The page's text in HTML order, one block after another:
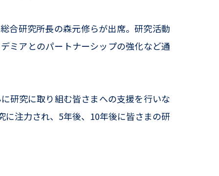
合研究所長の森元修らが出席。研究活動
ミアとのパートナーシップの強化など通
研究に取り組む皆さまへの支援を行いな
注力され、5年後、10年後に皆さまの研